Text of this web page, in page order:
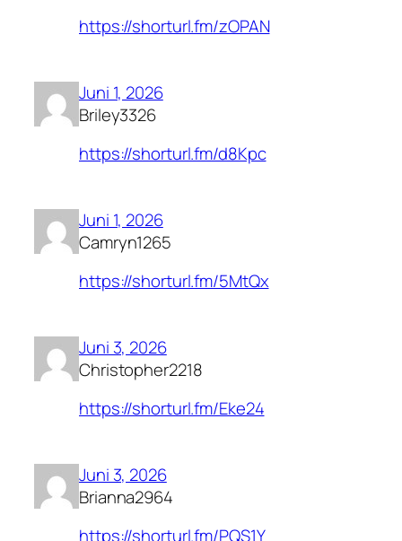
https://shorturl.fm/zOPAN
Juni 1, 2026
Briley3326
https://shorturl.fm/d8Kpc
Juni 1, 2026
Camryn1265
https://shorturl.fm/5MtQx
Juni 3, 2026
Christopher2218
https://shorturl.fm/Eke24
Juni 3, 2026
Brianna2964
https://shorturl.fm/PQS1Y